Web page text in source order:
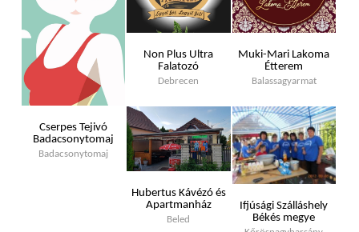
Cserpes Tejivó
Badacsonytomaj
Badacsonytomaj
Non Plus Ultra
Falatozó
Debrecen
Muki-Mari Lakoma
Étterem
Balassagyarmat
Hubertus Kávézó és
Apartmanház
Beled
Ifjúsági Szálláshely
Békés megye